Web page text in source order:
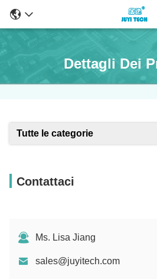
Dettagli Dei
Tutte le categorie
Contattaci
Ms. Lisa Jiang
sales@juyitech.com